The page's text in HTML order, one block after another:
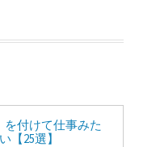
を付けて仕事みた
【25選】